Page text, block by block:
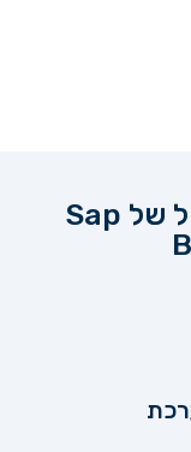
TopXR שותף זהב מוביל של Sap